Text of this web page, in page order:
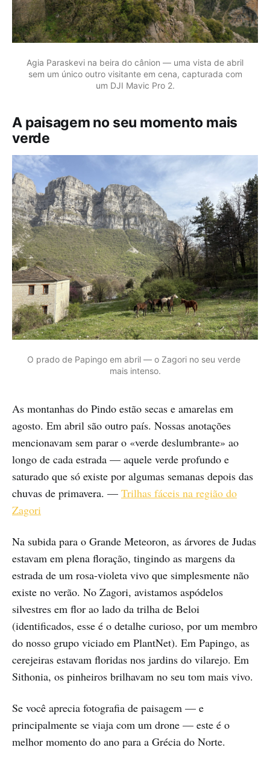
Agia Paraskevi na beira do cânion — uma vista de abril
sem um único outro visitante em cena, capturada com
um DJI Mavic Pro 2.
A paisagem no seu momento mais
verde
O prado de Papingo em abril — o Zagori no seu verde
mais intenso.
As montanhas do Pindo estão secas e amarelas em
agosto. Em abril são outro país. Nossas anotações
mencionavam sem parar o «verde deslumbrante» ao
longo de cada estrada — aquele verde profundo e
saturado que só existe por algumas semanas depois das
chuvas de primavera. — Trilhas fáceis na região do
Zagori
Na subida para o Grande Meteoron, as árvores de Judas
estavam em plena floração, tingindo as margens da
estrada de um rosa-violeta vivo que simplesmente não
existe no verão. No Zagori, avistamos aspódelos
silvestres em flor ao lado da trilha de Beloi
(identificados, esse é o detalhe curioso, por um membro
do nosso grupo viciado em PlantNet). Em Papingo, as
cerejeiras estavam floridas nos jardins do vilarejo. Em
Sithonia, os pinheiros brilhavam no seu tom mais vivo.
Se você aprecia fotografia de paisagem — e
principalmente se viaja com um drone — este é o
melhor momento do ano para a Grécia do Norte.